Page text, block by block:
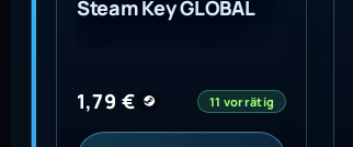
Steam Key GLOBAL
1,79 € 11 vorrätig